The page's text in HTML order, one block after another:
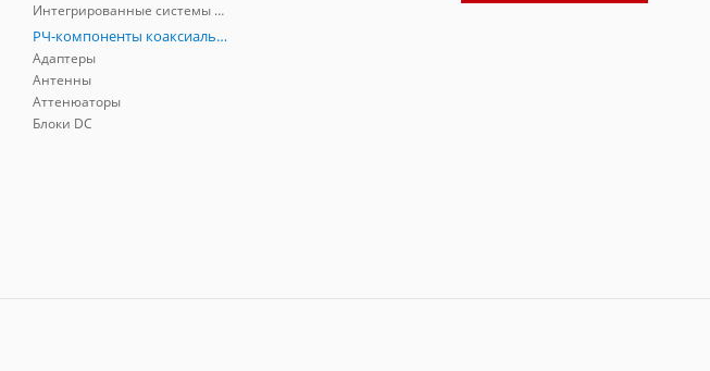
Интегрированные системы защиты от ГНСС-помех
РЧ-компоненты коаксиальные
Адаптеры
Антенны
Аттенюаторы
Блоки DC